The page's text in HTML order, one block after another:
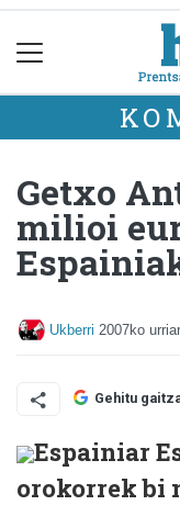
Getxo
milioi
Ukberri 2007ko
Gehitu
Espainiar
orokorrek bi